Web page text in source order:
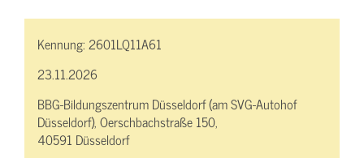
Kennung:2601LQ11A61
23.11.2026
BBG-Bildungszentrum Düsseldorf (am SVG-Autohof
Düsseldorf), Oerschbachstraße 150,
40591 Düsseldorf